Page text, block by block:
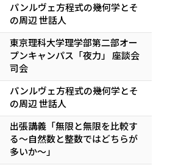
パンルヴェ方程式の幾何学とそ
の周辺 世話人
東京理科大学理学部第二部オー
プンキャンパス「夜力」 座談会
司会
パンルヴェ方程式の幾何学とそ
の周辺 世話人
出張講義「無限と無限を比較す
る〜自然数と整数ではどちらが
多いか〜」